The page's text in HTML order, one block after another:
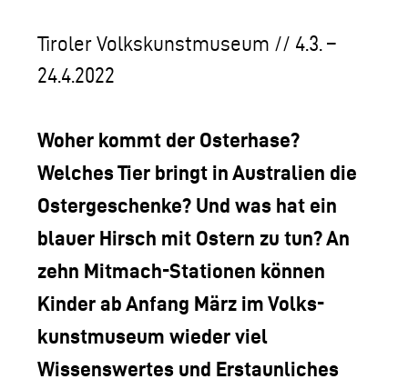
GESCHÄFTSFÜHRUNG
Tiroler Volkskunstmuseum // 4.3. –
24.4.2022
Woher kommt der Osterhase?
Welches Tier bringt in Australien die
Ostergeschenke? Und was hat ein
blauer Hirsch mit Ostern zu tun? An
zehn Mitmach-Stationen können
Kinder ab Anfang März im Volks-
kunstmuseum wieder viel
Wissenswertes und Erstaunliches